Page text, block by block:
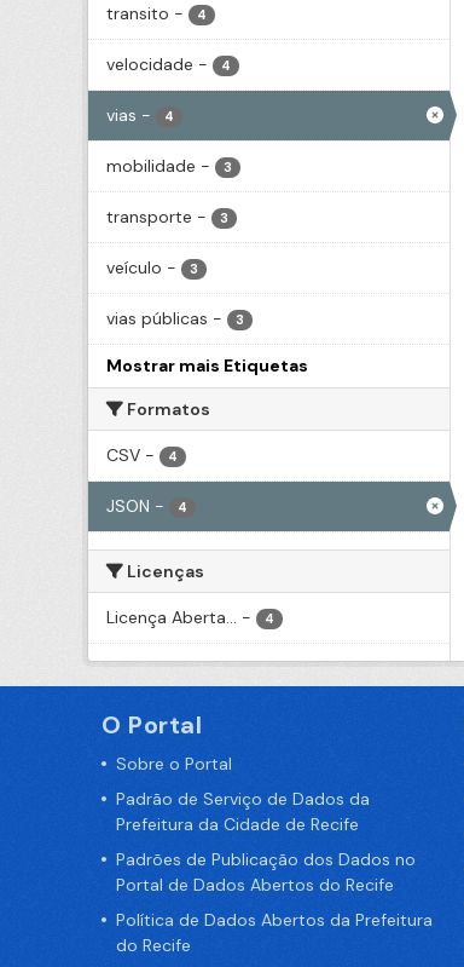
transito - 4
velocidade - 4
vias - 4
mobilidade - 3
transporte - 3
veículo - 3
vias públicas - 3
Mostrar mais Etiquetas
Formatos
CSV - 4
JSON - 4
Licenças
Licença Aberta... - 4
O Portal
Sobre o Portal
Padrão de Serviço de Dados da
Prefeitura da Cidade de Recife
Padrões de Publicação dos Dados no
Portal de Dados Abertos do Recife
Política de Dados Abertos da Prefeitura
do Recife